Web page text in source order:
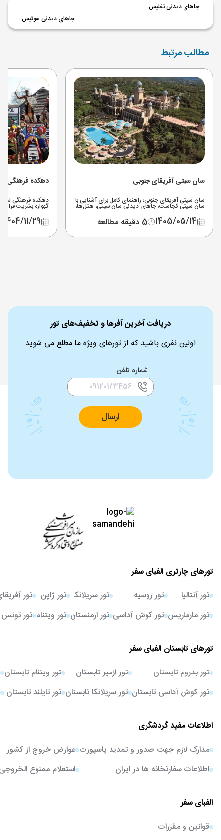
جاهای دیدنی تفلیس
جاهای دیدنی سوئیس
مطالب مرتبط
سان سیتی آفریقای جنوبی
سان سیتی آفریقای جنوبی؛ راهنمای کامل برای آشنایی با
سان سیتی کجاست، جاهای دیدنی سان سیتی، هتل‌ها،
پارک آبی، سافاری نزدیک سان سیتی و مسیر دسترسی از
ژوهانسبورگ.
1405/05/14 5 دقیقه مطالعه
دهکده فرهنگی
دهکده فرهنگی
گهواره بشریت قرار
قیمت تور و بهترین
1404/11/29
دریافت آخرین آفرها و تخفیف‌های تور
اولین نفری باشید که از تورهای ویژه ما مطلع می شوید
شماره تلفن
ارسال
تورهای چارتری الفبای سفر
تور آنتالیا
تور مارماریس
تور روسیه
تور کوش آداسی
تور سریلانکا
تور ارمنستان
تور ژاپن
تور ویتنام
تور
تور تونس
تورهای تابستان الفبای سفر
تور بدروم تابستان
تور کوش آداسی تابستان
تور ازمیر تابستان
تور سریلانکا تابستان
تور ویتنام تابستان
تور تایلند تابستان
اطلاعات مفید گردشگری
مدارک لازم جهت صدور و تمدید پاسپورت
اطلاعات سفارتخانه ها در ایران
عوارض خروج از کشور
استعلام ممنوع
الفبای سفر
قوانین و مقررات